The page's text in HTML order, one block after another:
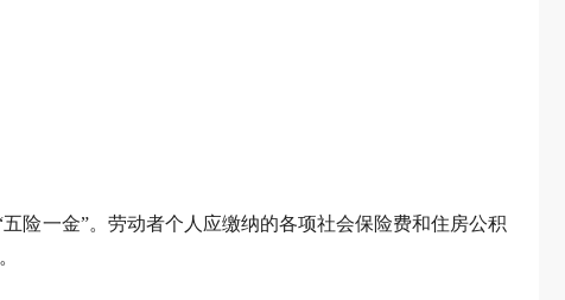
险一金”。劳动者个人应缴纳的各项社会保险费和住房公积